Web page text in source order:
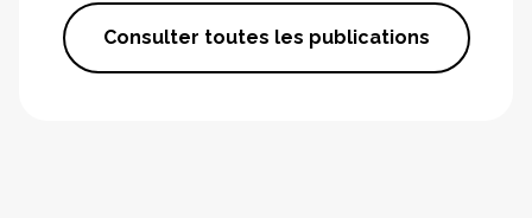
Consulter toutes les publications